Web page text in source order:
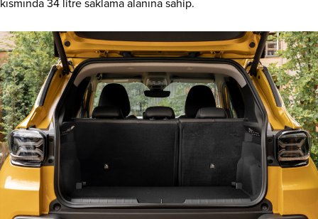
kısmında 34 litre saklama alanına sahip.